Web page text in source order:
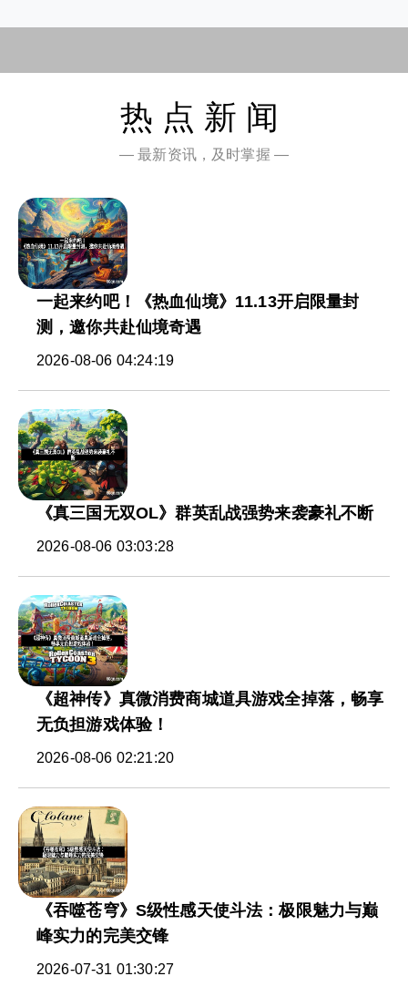
热点新闻
— 最新资讯，及时掌握 —
一起来约吧！《热血仙境》11.13开启限量封
测，邀你共赴仙境奇遇
2026-08-06 04:24:19
《真三国无双OL》群英乱战强势来袭豪礼不断
2026-08-06 03:03:28
《超神传》真微消费商城道具游戏全掉落，畅享
无负担游戏体验！
2026-08-06 02:21:20
《吞噬苍穹》S级性感天使斗法：极限魅力与巅
峰实力的完美交锋
2026-07-31 01:30:27